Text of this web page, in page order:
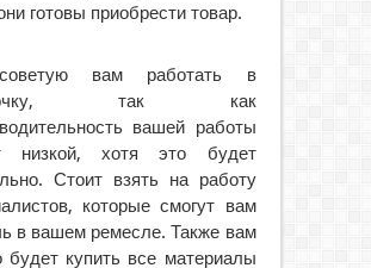
готовы приобрести товар.
вам работать в
так как
вашей работы
низкой, хотя это будет
Стоит взять на работу
которые смогут вам
в вашем ремесле. Также вам
будет купить все материалы